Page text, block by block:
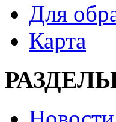
Для
Карта